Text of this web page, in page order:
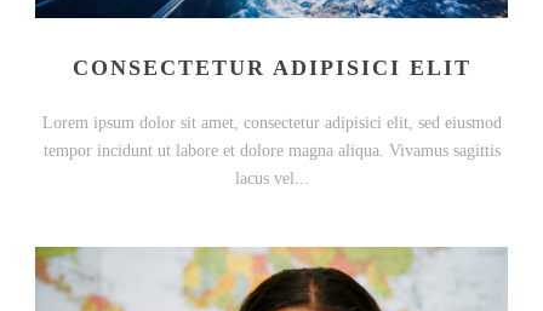
CONSECTETUR ADIPISICI ELIT
Lorem ipsum dolor sit amet, consectetur adipisici elit, sed eiusmod
tempor incidunt ut labore et dolore magna aliqua. Vivamus sagittis
lacus vel...